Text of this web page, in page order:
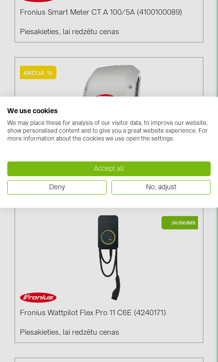
Fronius Smart Meter CT A 100/5A (4100100089)
Piesakieties, lai redzētu cenas
Fronius Primo 8.2-1 (4210060)
Piesakieties, lai redzētu cenas
Fronius Wattpilot Flex Pro 11 C6E (4240171)
Piesakieties, lai redzētu cenas
We use cookies
We may place these for analysis of our visitor data, to improve our website,
show personalised content and to give you a great website experience. For
more information about the cookies we use open the settings.
Accept all
Deny No, adjust